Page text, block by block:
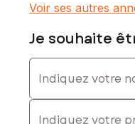
Voir ses autres
Je souhaite
Indiquez votre nom
Indiquez votre